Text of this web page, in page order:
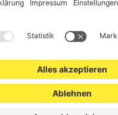
Cookie-Einstellungen Über uns
freibleibend. Solange der Vorrat
© 2026 schutzzaun24.de